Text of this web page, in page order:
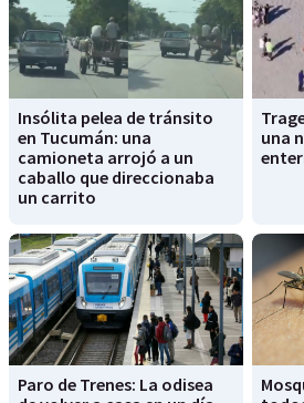
Insólita pelea de tránsito
en Tucumán: una
camioneta arrojó a un
caballo que direccionaba
un carrito
una
Paro de Trenes: La odisea